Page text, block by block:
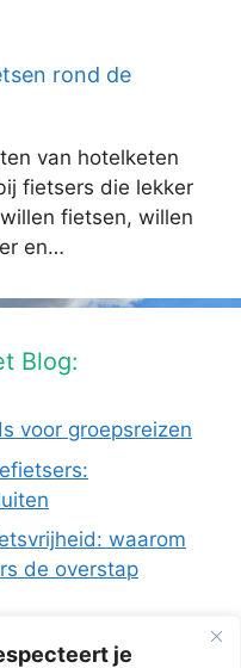
je
rond de
van hotelketen
fietsers die lekker
fietsen, willen
en…
Blog:
voor groepsreizen
waarom
de overstap